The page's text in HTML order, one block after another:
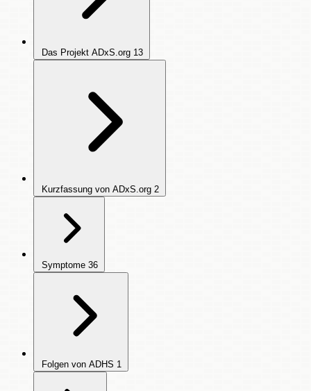
Das Projekt ADxS.org 13
Kurzfassung von ADxS.org 2
Symptome 36
Folgen von ADHS 1